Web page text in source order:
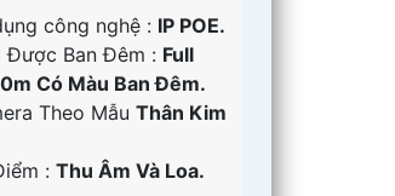
công nghệ : IP POE.
Được Ban Đêm : Full
Có Màu Ban Ðêm.
Theo MẫuThân Kim
:Thu Âm Và Loa.